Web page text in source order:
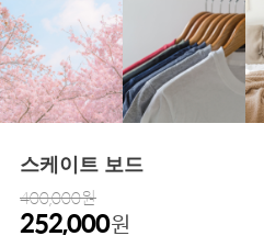
스케이트 보드
400,000원
252,000원